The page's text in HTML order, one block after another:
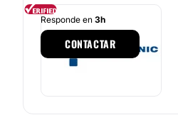
Responde en 3h
CONTACTAR